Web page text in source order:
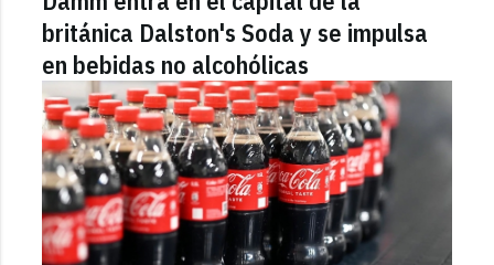
británica Dalston's Soda y se impulsa
en bebidas no alcohólicas